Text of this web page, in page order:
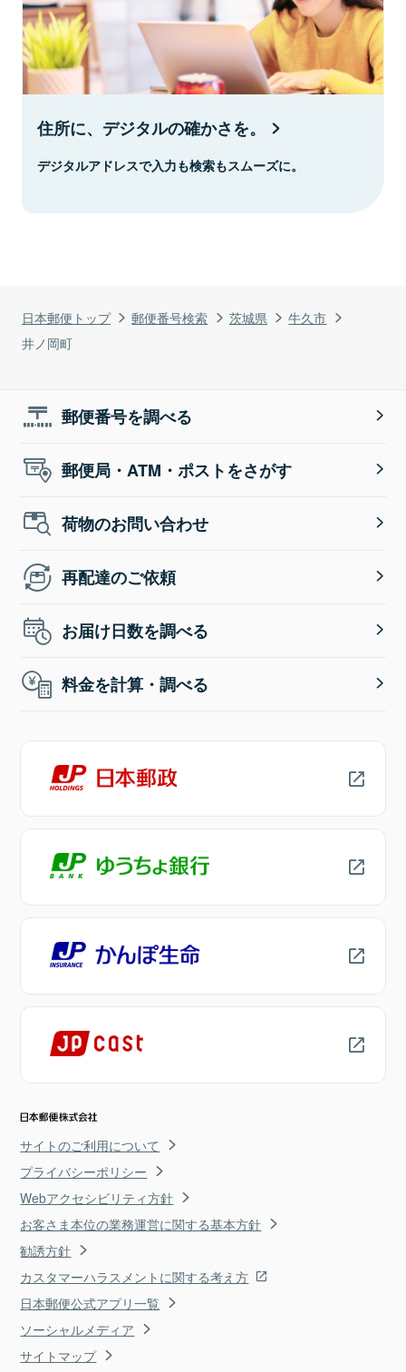
日本郵便トップ 郵便番号検索 茨城県
牛久市
井ノ岡町
住所に、デジタルの確かさを。
デジタルアドレスで入力も検索もスムーズに。
郵便番号を調べる
郵便局・ATM・ポストをさがす
荷物のお問い合わせ
再配達のご依頼
お届け日数を調べる
料金を計算・調べる
サイトのご利用について
プライバシーポリシー
Webアクセシビリティ方針
お客さま本位の業務運営に関する基本方針
勧誘方針
カスタマーハラスメントに関する考え方
日本郵便公式アプリ一覧
ソーシャルメディア
サイトマップ